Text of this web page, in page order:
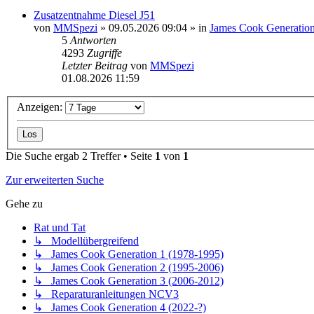
Zusatzentnahme Diesel J51
von MMSpezi » 09.05.2026 09:04 » in James Cook
5 Antworten
4293 Zugriffe
Letzter Beitrag von MMSpezi
01.08.2026 11:59
Anzeigen:
Die Suche ergab 2 Treffer • Seite 1 von 1
Zur erweiterten Suche
Gehe zu
Rat und Tat
↳ Modellübergreifend
↳ James Cook Generation 1 (1978-1995)
↳ James Cook Generation 2 (1995-2006)
↳ James Cook Generation 3 (2006-2012)
↳ Reparaturanleitungen NCV3
↳ James Cook Generation 4 (2022-?)